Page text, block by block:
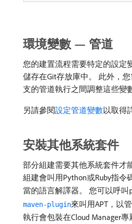
環境變數 — 管道
您的建置流程需要特定的設定
儲存在Git存放庫中。 此外，
支的管道執行之間調整這些變
另請參閱設定管道變數以取得
安裝其他系統套件
部分組建需要其他系統套件才
組建會叫用Python或Ruby指令
當的語言解譯器。 您可以呼叫
maven-plugin來叫用APT，以
執行會包裝在Cloud Manager